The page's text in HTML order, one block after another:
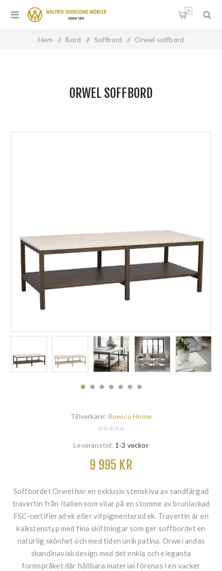
0
Hem / Bord / Soffbord / Orwel soffbord
ORWEL SOFFBORD
Tillverkare: Rowico Home
Leveranstid: 1-3 veckor
9 995 KR
Soffbordet Orwel har en exklusiv stenskiva av sandfärgad
travertin från Italien som vilar på en stomme av brunlackad
FSC-certifierad ek eller vitpigmenterad ek. Travertin är en
kalkstenstyp med fina skiftningar som ger soffbordet en
naturlig skönhet och med tiden unik patina. Orwel andas
skandinavisk design med det enkla och eleganta
formspråket där hållbara material förenas i en vacker